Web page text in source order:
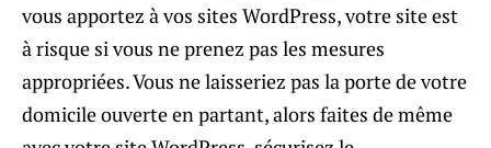
vous apportez à vos sites WordPress, votre site est
à risque si vous ne prenez pas les mesures
appropriées. Vous ne laisseriez pas la porte de votre
domicile ouverte en partant, alors faites de même